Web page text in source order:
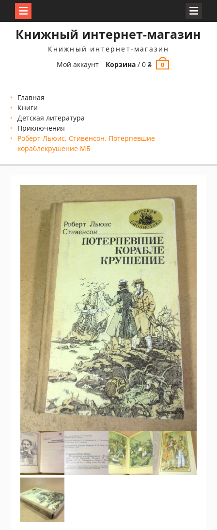
Книжный интернет-магазин
Книжный интернет-магазин
Мой аккаунт
Корзина /0₴ 0
Главная
Книги
Детская литература
Приключения
Роберт Льюис, Стивенсон. Потерпевшие
кораблекрушение МБ